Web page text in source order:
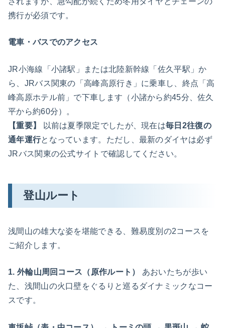
携行が必須です。
電車・バスでのアクセス
JR小海線「小諸駅」または北陸新幹線「佐久平駅」か
ら、JRバス関東の「高峰高原行き」に乗車し、終点「高
峰高原ホテル前」で下車します（小諸から約45分、佐久
平から約60分）。
【重要】
以前は夏季限定でしたが、現在は毎日2往復の
通年運行となっています。ただし、最新のダイヤは必ず
JRバス関東の公式サイトで確認してください。
登山ルート
浅間山の雄大な姿を堪能できる、難易度別の2コースを
ご紹介します。
1. 外輪山周回コース（原作ルート）
あおいたちが歩い
た、浅間山の火口壁をぐるりと巡るダイナミックなコー
スです。